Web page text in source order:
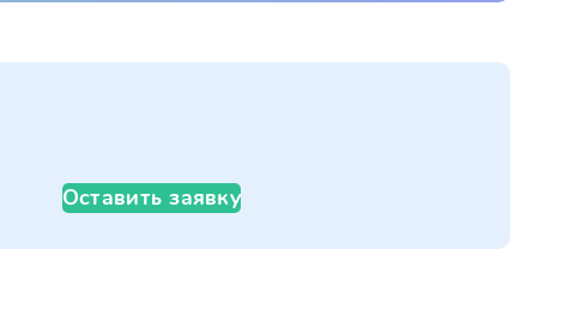
Оставить заявку